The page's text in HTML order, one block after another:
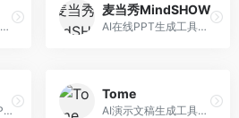
Kimi推出的PPT生成智能体，整合长文本处理能力。面向职场人士和学生，支持文档解析、PPT生成、内容优化等服务，与Kimi生态深度整合。
麦当秀MindSHOW
AI在线PPT生成工具，支持思维导图转PPT。面向职场人士，提供思维导图导入、PPT生成、模板选择等服务，思维导图转PPT效率高。
科大讯飞一键生成PPT和Word工具，整合语音技术。面向职场人士，支持语音输入、文档生成、格式调整等功能，办公效率显著提升。
Tome
AI演示文稿生成工具，专注于故事化演示创作。面向创业者和营销人员，提供故事叙述、视觉设计、内容生成等服务，演示文稿叙事性强。